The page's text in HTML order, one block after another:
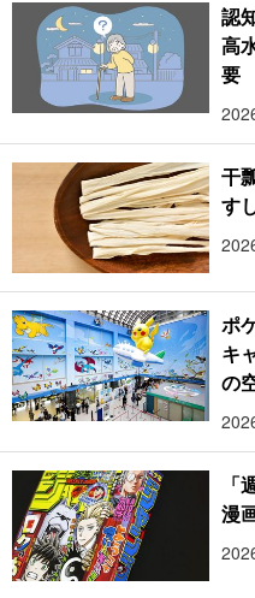
認
高
要
干
す
ポ
キ
の
漫